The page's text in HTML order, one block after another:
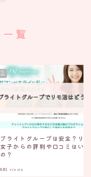
覧
ブライトグループは安全？リ
女子からの評判や口コミはいい
の？
681 views